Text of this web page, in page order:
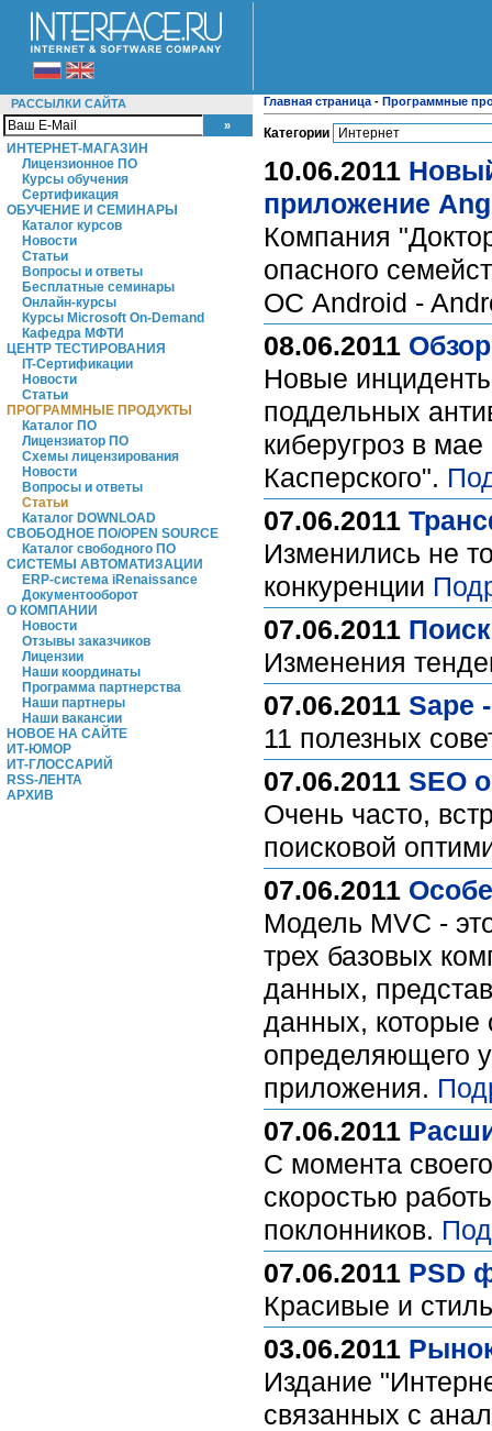
РАССЫЛКИ САЙТА
ИНТЕРНЕТ-МАГАЗИН
Лицензионное ПО
Курсы обучения
Сертификация
ОБУЧЕНИЕ И СЕМИНАРЫ
Каталог курсов
Новости
Статьи
Вопросы и ответы
Бесплатные семинары
Онлайн-курсы
Курсы Microsoft On-Demand
Кафедра МФТИ
ЦЕНТР ТЕСТИРОВАНИЯ
IT-Сертификации
Новости
Статьи
ПРОГРАММНЫЕ ПРОДУКТЫ
Каталог ПО
Лицензиатор ПО
Схемы лицензирования
Новости
Вопросы и ответы
Статьи
Каталог DOWNLOAD
СВОБОДНОЕ ПО/OPEN SOURCE
Каталог свободного ПО
СИСТЕМЫ АВТОМАТИЗАЦИИ
ERP-система iRenaissance
Документооборот
О КОМПАНИИ
Новости
Отзывы заказчиков
Лицензии
Наши координаты
Программа партнерства
Наши партнеры
Наши вакансии
НОВОЕ НА САЙТЕ
ИТ-ЮМОР
ИТ-ГЛОССАРИЙ
RSS-ЛЕНТА
АРХИВ
Главная страница - Программные
Категории
10.06.2011
приложение
Компания
опасного
ОС Android -
08.06.2011
Новые
поддельных
киберугроз в
Касперского".
07.06.2011
Изменились не
конкуренции
07.06.2011
Изменения
07.06.2011 Sape
11 полезных
07.06.2011 SEO
Очень часто,
поисковой
07.06.2011
Модель MVC -
трех базовых
данных,
данных, которые
определяющего
приложения.
07.06.2011
С момента
скоростью
поклонников.
07.06.2011 PSD
Красивые и
03.06.2011
Издание
связанных с